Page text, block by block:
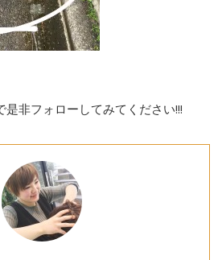
是非フォローしてみてください!!!